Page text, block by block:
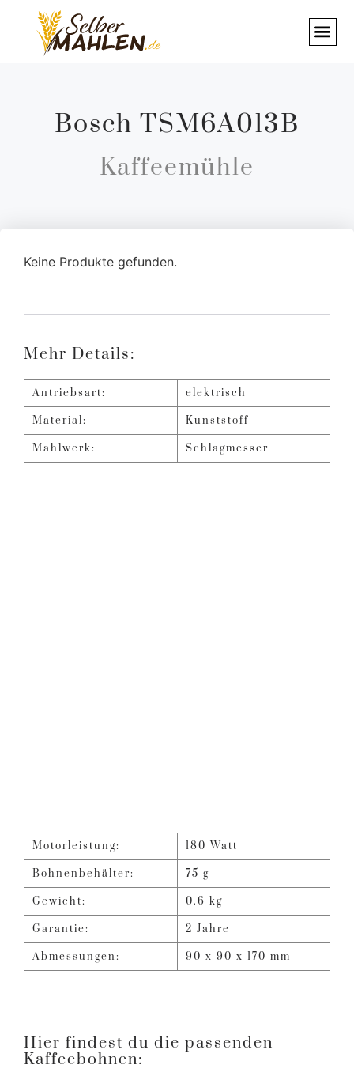
Bosch TSM6A013B
Kaffeemühle
Keine Produkte gefunden.
Mehr Details:
Antriebsart: elektrisch
Material: Kunststoff
Mahlwerk: Schlagmesser
Motorleistung: 180 Watt
Bohnenbehälter: 75 g
Gewicht: 0.6 kg
Garantie: 2 Jahre
Abmessungen: 90 x 90 x 170 mm
Hier findest du die passenden
Kaffeebohnen: